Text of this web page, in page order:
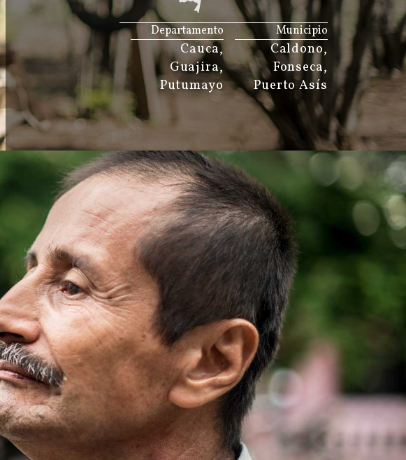
JS map by amCharts
Municipio
Caldono,
Fonseca,
Puerto Asís
Departamento
Cauca,
Guajira,
Putumayo